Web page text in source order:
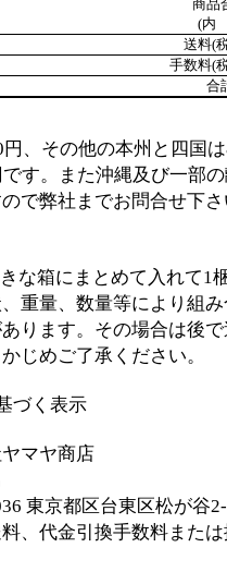
商品
(内
送料(
手数料(
合
、その他の本州と四国
す。また沖縄及び一部
で弊社までお問合せ下
な箱にまとめて入れて1
重量、数量等により組
ります。その場合は後
じめご了承ください。
づく表示
ヤ商店
都区台東区松が谷2-
、代金引換手数料また